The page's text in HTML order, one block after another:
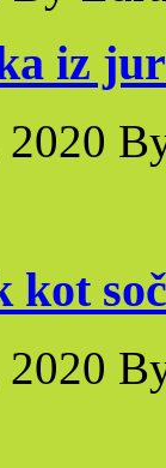
iz
2020
2020